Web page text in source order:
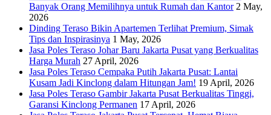
Banyak Orang Memilihnya untuk Rumah dan Kantor 2 May,
2026
Dinding Teraso Bikin Apartemen Terlihat Premium, Simak
Tips dan Inspirasinya 1 May, 2026
Jasa Poles Teraso Johar Baru Jakarta Pusat yang Berkualitas
Harga Murah 27 April, 2026
Jasa Poles Teraso Cempaka Putih Jakarta Pusat: Lantai
Kusam Jadi Kinclong dalam Hitungan Jam! 19 April, 2026
Jasa Poles Teraso Gambir Jakarta Pusat Berkualitas Tinggi,
Garansi Kinclong Permanen 17 April, 2026